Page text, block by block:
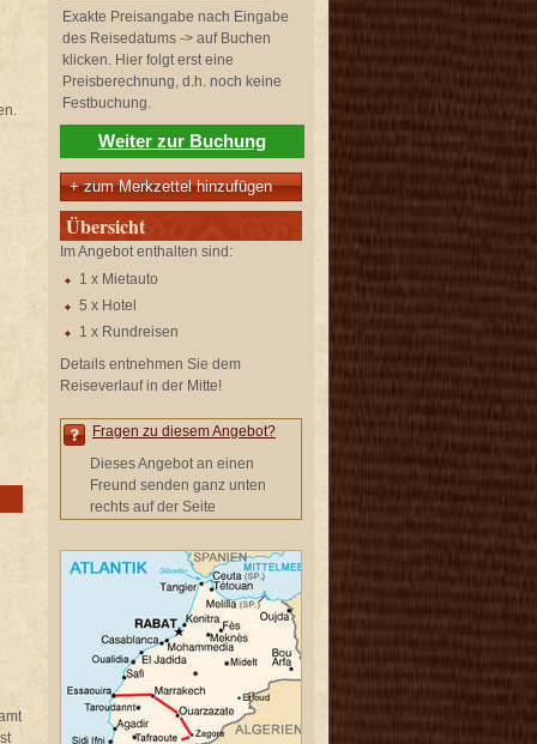
Exakte Preisangabe nach Eingabe
des Reisedatums -> auf Buchen
klicken. Hier folgt erst eine
Preisberechnung, d.h. noch keine
Festbuchung.
Weiter zur Buchung
+ zum Merkzettel hinzufügen
Übersicht
Im Angebot enthalten sind:
1 x Mietauto
5 x Hotel
1 x Rundreisen
Details entnehmen Sie dem
Reiseverlauf in der Mitte!
Fragen zu diesem Angebot?
Dieses Angebot an einen
Freund senden ganz unten
rechts auf der Seite